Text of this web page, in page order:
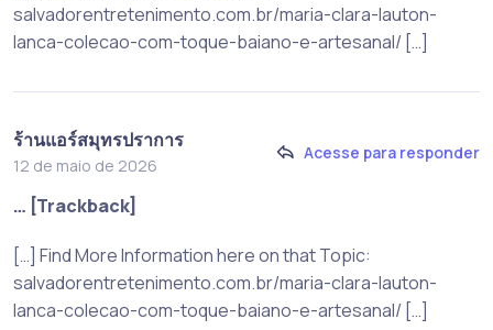
salvadorentretenimento.com.br/maria-clara-lauton-
lanca-colecao-com-toque-baiano-e-artesanal/ […]
ร้านแอร์สมุทรปราการ
12 de maio de 2026
Acesse para responder
… [Trackback]
[…] Find More Information here on that Topic:
salvadorentretenimento.com.br/maria-clara-lauton-
lanca-colecao-com-toque-baiano-e-artesanal/ […]